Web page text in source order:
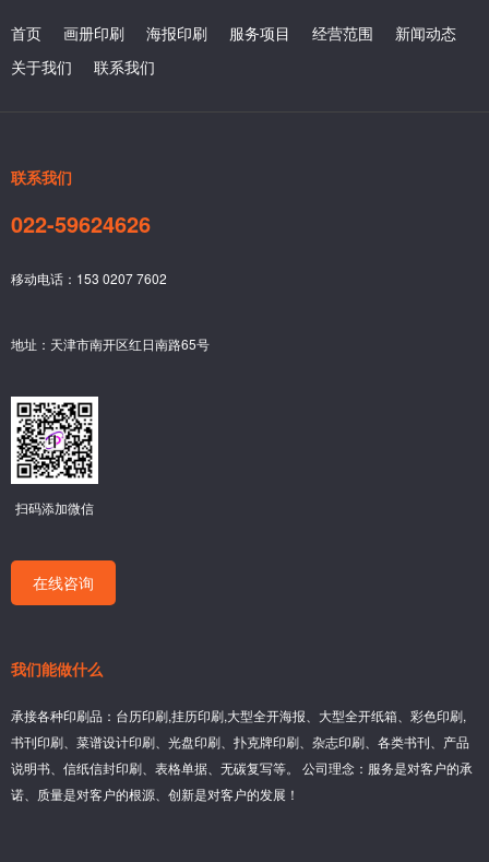
首页 画册印刷 海报印刷 服务项目 经营范围
新闻动态
关于我们
联系我们
联系我们
022-59624626
移动电话：153 0207 7602
地址：天津市南开区红日南路65号
扫码添加微信
在线咨询
我们能做什么
承接各种印刷品：台历印刷,挂历印刷,大型全开海报、大型全开纸箱、彩色印刷,
书刊印刷、菜谱设计印刷、光盘印刷、扑克牌印刷、杂志印刷、各类书刊、产品
说明书、信纸信封印刷、表格单据、无碳复写等。 公司理念：服务是对客户的承
诺、质量是对客户的根源、创新是对客户的发展！